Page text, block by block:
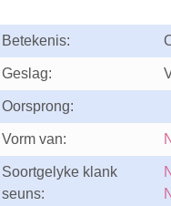
Betekenis:
Geslag:
Oorsprong:
Vorm van:
Soortgelyke klank
seuns: